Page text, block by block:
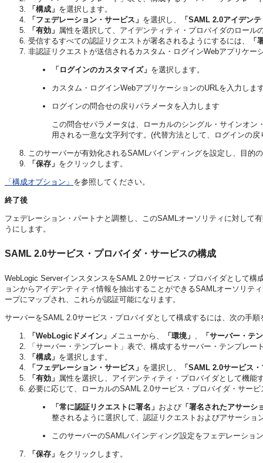
「構成」 を選択します。
「フェデレーション・サービス」 を選択し、
「SAML 2.0アイデン
「有効」 属性を選択して、アイデンティティ・プロバイダのロー
受信するすべての認証リクエストが署名されるようにするには、
「
非認証リクエストが送信されるカスタム・ログインWebアプリケ
「ログインのカスタマイズ」 を選択します。
カスタム・ログインWebアプリケーションのURLを入力しま
ログインの問合せの戻りパラメータを入力します
この問合せパラメータは、ローカルのシングル・サインオ
用される一意な文字列です。(代替方法として、ログインの
このサーバーが有効化されるSAMLバインディングを設定し、目的
「保存」 をクリックします。
「構成オプション」 を参照してください。
終了後
フェデレーション・パートナと調整し、このSAMLオーソリティに対して
うにします。
SAML 2.0サービス・プロバイダ・サービスの構成
WebLogic ServerインスタンスをSAML 2.0サービス・プロバイダとして
ョンからアイデンティティ情報を抽出することができるSAMLオーソリテ
ープにマップされ、これらが認証可能になります。
サーバーをSAML 2.0サービス・プロバイダとして構成するには、次の手順
「WebLogicドメイン」 メニューから、 「環境」
「サーバー・テ
「サーバー・テンプレート」表で、構成するサーバー・テンプレー
「構成」 を選択します。
「フェデレーション・サービス」 を選択し、
「SAML 2.0サービス
「有効」 属性を選択し、アイデンティティ・プロバイダとして機
必要に応じて、ローカルのSAML 2.0サービス・プロバイダ・サー
「常に認証リクエストに署名」 および 「署名されたアサーシ
整されるように選択して、認証リクエストおよびアサーショ
このサーバーのSAMLバインディング設定をフェデレーショ
「保存」 をクリックします。